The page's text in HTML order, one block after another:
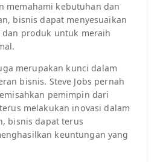
memahami kebutuhan dan
bisnis dapat menyesuaikan
dan produk untuk meraih
merupakan kunci dalam
bisnis. Steve Jobs pernah
pemimpin dari
melakukan inovasi dalam
bisnis dapat terus
keuntungan yang